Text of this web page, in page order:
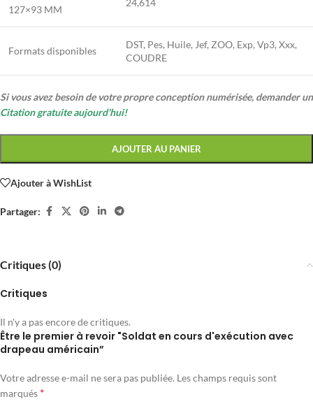
127×93 MM
24,614
Formats disponibles
DST, Pes, Huile, Jef, ZOO, Exp, Vp3, Xxx,
COUDRE
Si vous avez besoin de votre propre conception numérisée, demander un
Citation gratuite aujourd'hui!
AJOUTER AU PANIER
Ajouter à WishList
Partager:
Critiques (0)
Critiques
Il n'y a pas encore de critiques.
Être le premier à revoir "Soldat en cours d'exécution avec
drapeau américain”
Votre adresse e-mail ne sera pas publiée. Les champs requis sont
marqués *